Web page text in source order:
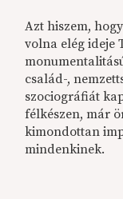
Azt hiszem,
volna elég ideje
család-,
szociográfiát
félkészen, már
kimondottan
mindenkinek.